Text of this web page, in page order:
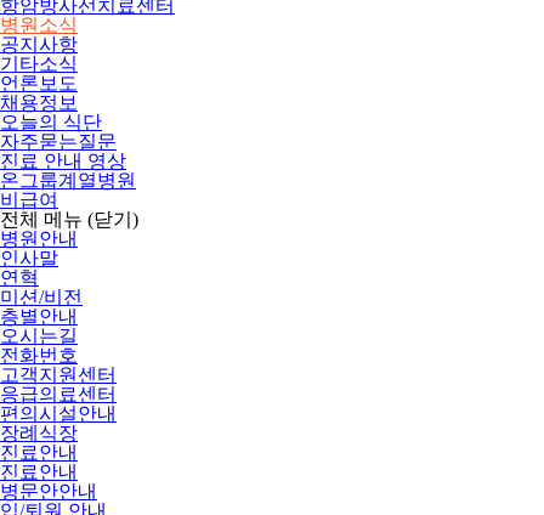
항암방사선치료센터
병원소식
공지사항
기타소식
언론보도
채용정보
오늘의 식단
자주묻는질문
진료 안내 영상
온그룹계열병원
비급여
전체 메뉴 (닫기)
병원안내
인사말
연혁
미션/비전
층별안내
오시는길
전화번호
고객지원센터
응급의료센터
편의시설안내
장례식장
진료안내
진료안내
병문안안내
입/퇴원 안내